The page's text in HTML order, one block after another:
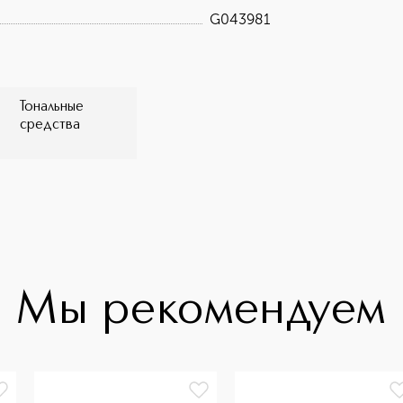
текстуры. **
G043981
Тональные
средства
Мы рекомендуем